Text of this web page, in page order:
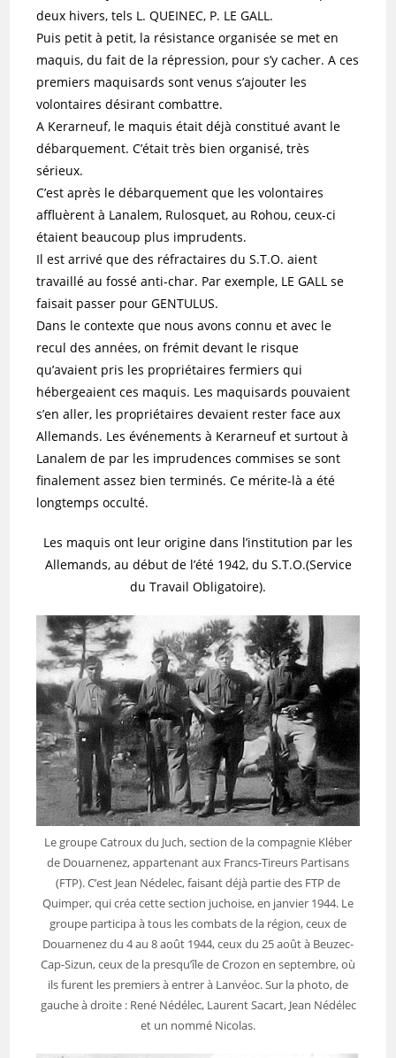
deux hivers, tels L. QUEINEC, P. LE GALL.
Puis petit à petit, la résistance organisée se met en
maquis, du fait de la répression, pour s’y cacher. A ces
premiers maquisards sont venus s’ajouter les
volontaires désirant combattre.
A Kerarneuf, le maquis était déjà constitué avant le
débarquement. C’était très bien organisé, très
sérieux.
C’est après le débarquement que les volontaires
affluèrent à Lanalem, Rulosquet, au Rohou, ceux-ci
étaient beaucoup plus imprudents.
Il est arrivé que des réfractaires du S.T.O. aient
travaillé au fossé anti-char. Par exemple, LE GALL se
faisait passer pour GENTULUS.
Dans le contexte que nous avons connu et avec le
recul des années, on frémit devant le risque
qu’avaient pris les propriétaires fermiers qui
hébergeaient ces maquis. Les maquisards pouvaient
s’en aller, les propriétaires devaient rester face aux
Allemands. Les événements à Kerarneuf et surtout à
Lanalem de par les imprudences commises se sont
finalement assez bien terminés. Ce mérite-là a été
longtemps occulté.
Les maquis ont leur origine dans l’institution par les
Allemands, au début de l’été 1942, du S.T.O.(Service
du Travail Obligatoire).
Le groupe Catroux du Juch, section de la compagnie Kléber
de Douarnenez, appartenant aux Francs-Tireurs Partisans
(FTP). C’est Jean Nédelec, faisant déjà partie des FTP de
Quimper, qui créa cette section juchoise, en janvier 1944. Le
groupe participa à tous les combats de la région, ceux de
Douarnenez du 4 au 8 août 1944, ceux du 25 août à Beuzec-
Cap-Sizun, ceux de la presqu’île de Crozon en septembre, où
ils furent les premiers à entrer à Lanvéoc. Sur la photo, de
gauche à droite : René Nédélec, Laurent Sacart, Jean Nédélec
et un nommé Nicolas.